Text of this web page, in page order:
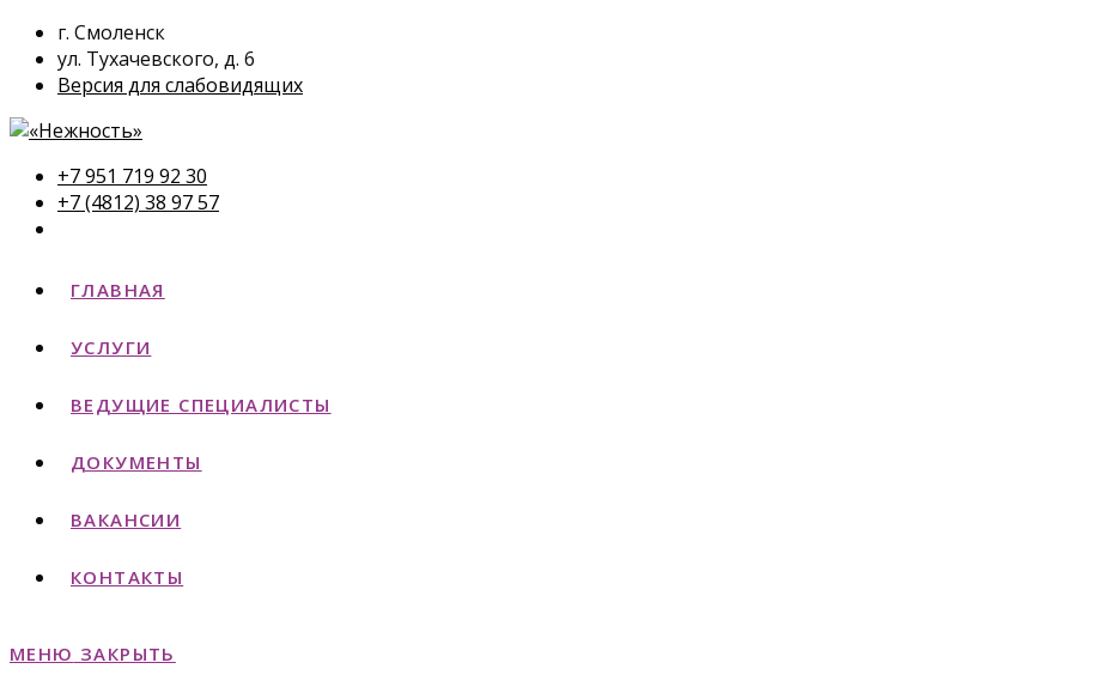
г. Смоленск
ул. Тухачевского, д. 6
Версия для слабовидящих
+7 951 719 92 30
+7 (4812) 38 97 57
ГЛАВНАЯ
УСЛУГИ
ВЕДУЩИЕ СПЕЦИАЛИСТЫ
ДОКУМЕНТЫ
ВАКАНСИИ
КОНТАКТЫ
МЕНЮ ЗАКРЫТЬ